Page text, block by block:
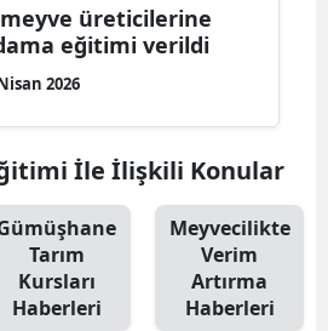
Edirne
Elazığ
Erzurum
Eskişehir
Gaziantep
Giresun
meyve üreticilerine
eğitimi verildi
2026
İle İlişkili Konular
Tarım
Kursları
Haberleri
Meyvecilikte
Verim
Artırma
Haberleri